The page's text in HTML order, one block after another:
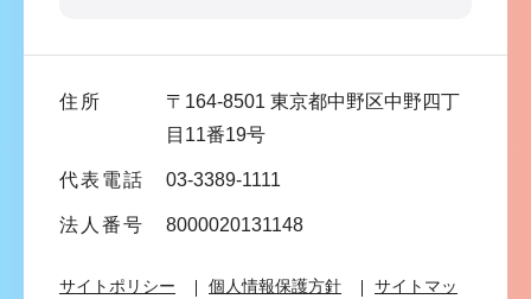
ま
住所
〒164-8501 東京都中野区中野四丁
目11番19号
代表電話 03-3389-1111
法人番号 8000020131148
サイトポリシー 個人情報保護方針 サイトマッ